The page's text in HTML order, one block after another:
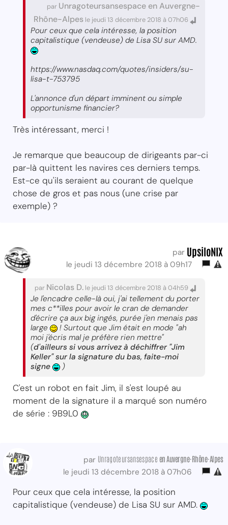
par Unragoteursansespace en Auvergne-
Rhône-Alpes le jeudi 13 décembre 2018 à 07h06
Pour ceux que cela intéresse, la position
capitalistique (vendeuse) de Lisa SU sur AMD.
https://www.nasdaq.com/quotes/insiders/su-
lisa-t-753795
L'annonce d'un départ imminent ou simple
opportunisme financier?
Très intéressant, merci !
Je remarque que beaucoup de dirigeants par-ci
par-là quittent les navires ces derniers temps.
Est-ce qu'ils seraient au courant de quelque
chose de gros et pas nous (une crise par
exemple) ?
par UpsiloNIX
le jeudi 13 décembre 2018 à 09h17
par Nicolas D. le jeudi 13 décembre 2018 à 04h59
Je l'encadre celle-là oui, j'ai tellement du porter
mes c**illes pour avoir le cran de demander
d'écrire ça aux big ingés, purée j'en menais pas
large
! Surtout que Jim était en mode "ah
moi j'écris mal je préfère rien mettre"
(d'ailleurs si vous arrivez à déchiffrer "Jim
Keller" sur la signature du bas, faite-moi
signe
)
C'est un robot en fait Jim, il s'est loupé au
moment de la signature il a marqué son numéro
de série : 9B9L0
par Unragoteursansespace en Auvergne-Rhône-Alpes
le jeudi 13 décembre 2018 à 07h06
Pour ceux que cela intéresse, la position
capitalistique (vendeuse) de Lisa SU sur AMD.